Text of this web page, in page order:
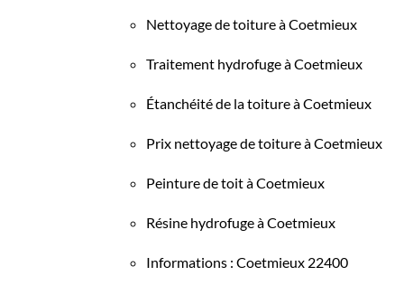
Nettoyage de toiture à Coetmieux
Traitement hydrofuge à Coetmieux
Étanchéité de la toiture à Coetmieux
Prix nettoyage de toiture à Coetmieux
Peinture de toit à Coetmieux
Résine hydrofuge à Coetmieux
Informations : Coetmieux 22400